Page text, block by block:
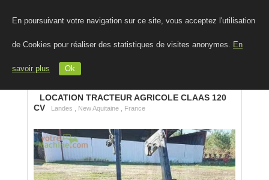
En poursuivant votre navigation sur ce site, vous acceptez l'utilisation
de Cookies pour réaliser des statistiques de visites anonymes. En
savoir plus Ok
LOCATION TRACTEUR AGRICOLE CLAAS 120
CV
Landes , New Aquitaine , France